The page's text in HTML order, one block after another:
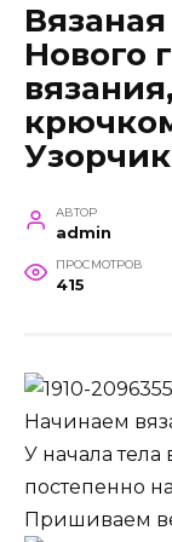
Нового
АВТОР
admin
ПРОСМОТРОВ
415
Начинаем
У начала
постепенно
Пришиваем